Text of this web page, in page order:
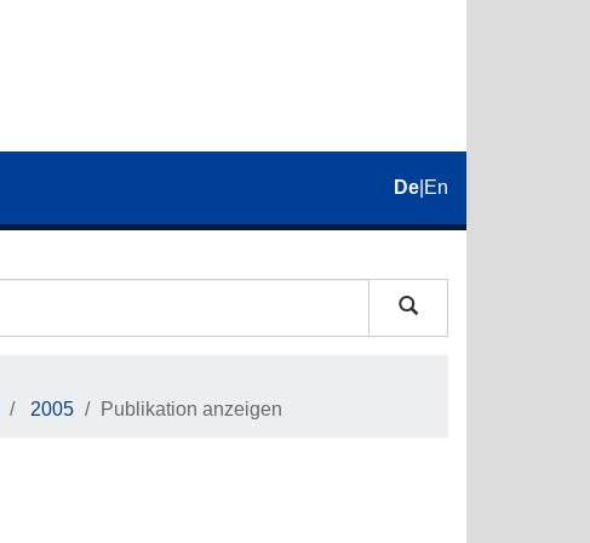
De En
2005 Publikation anzeigen